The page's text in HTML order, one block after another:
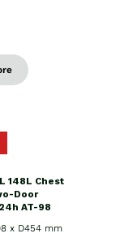
148L Chest
Door
AT-98
x D454 mm